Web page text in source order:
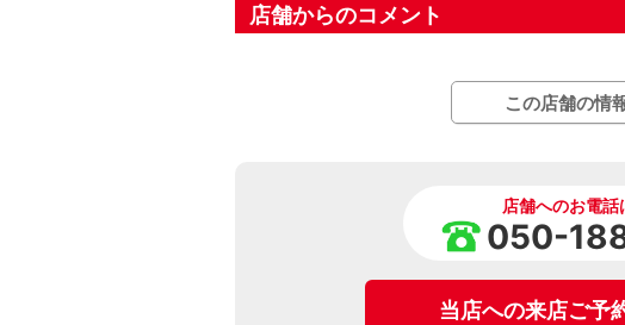
店舗からのコメント
この店舗の情
店舗へのお電話
050-
当店への来店ご予